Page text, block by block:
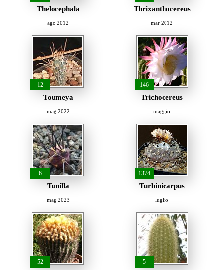
Thelocephala
ago 2012
Thrixanthocereus
mar 2012
12
Toumeya
mag 2022
146
Trichocereus
maggio
6
Tunilla
mag 2023
1374
Turbinicarpus
luglio
52 5